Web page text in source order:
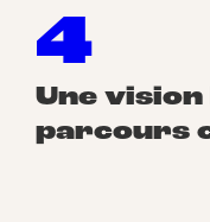
4
Une
parcours